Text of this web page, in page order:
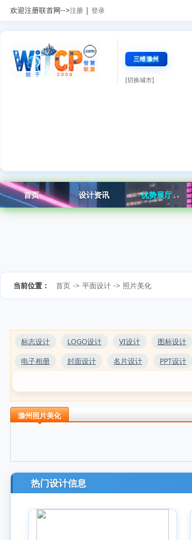
欢迎注册联首网-->注册 | 登录
三维滁州
[切换城市]
首页 设计资讯 优势展厅
当前位置： 首页 -> 平面设计 -> 照片美化
标志设计 LOGO设计 VI设计 图标设计
电子相册
封面设计 名片设计 PPT设计
滁州照片美化
热门设计信息